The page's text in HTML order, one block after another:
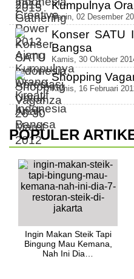
Kumpulnya
Senin, 02 Desember
Konser SATU
Bangsa
Kamis, 30 Oktober
Shopping
Kamis, 16 Februari
POPULER
Ingin Makan Steik Tapi
Bingung Mau Kemana,
Nah Ini Dia…